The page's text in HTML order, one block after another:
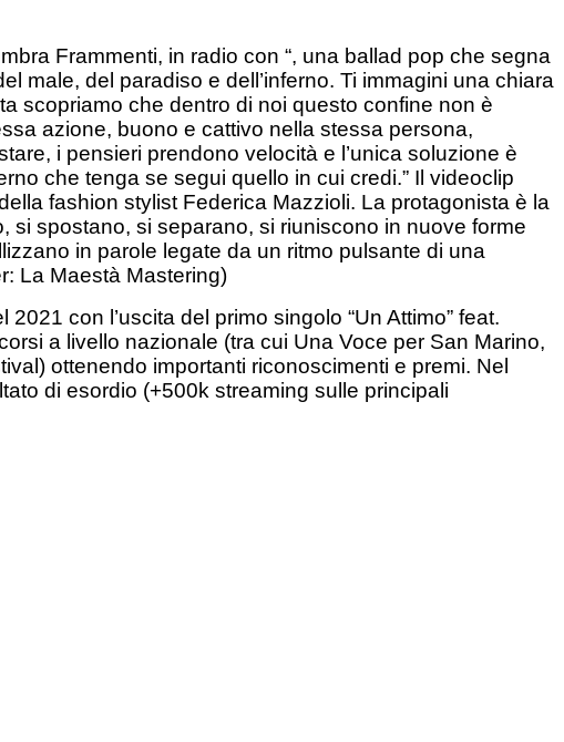
Frammenti, in radio con “, una ballad pop che segna
male, del paradiso e dell’inferno. Ti immagini una chiara
scopriamo che dentro di noi questo confine non è
azione, buono e cattivo nella stessa persona,
i pensieri prendono velocità e l’unica soluzione è
che tenga se segui quello in cui credi.” Il videoclip
fashion stylist Federica Mazzioli. La protagonista è la
spostano, si separano, si riuniscono in nuove forme
in parole legate da un ritmo pulsante di una
La Maestà Mastering)
con l’uscita del primo singolo “Un Attimo” feat.
a livello nazionale (tra cui Una Voce per San Marino,
ottenendo importanti riconoscimenti e premi. Nel
di esordio (+500k streaming sulle principali